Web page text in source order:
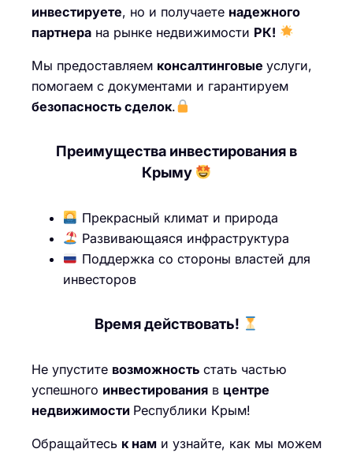
инвестируете, но и получаете надежного
партнера на рынке недвижимости РК!
Мы предоставляем консалтинговые услуги,
помогаем с документами и гарантируем
безопасность сделок.
Преимущества инвестирования в
Крыму
Прекрасный климат и природа
Развивающаяся инфраструктура
Поддержка со стороны властей для
инвесторов
Время действовать!
Не упустите возможность стать частью
успешного инвестирования в центре
недвижимости Республики Крым!
Обращайтесь к нам и узнайте, как мы можем